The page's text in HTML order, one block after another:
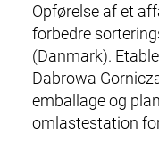
Opførelse af et
forbedre
(Danmark).
Dabrowa
emballageog
omlastestation